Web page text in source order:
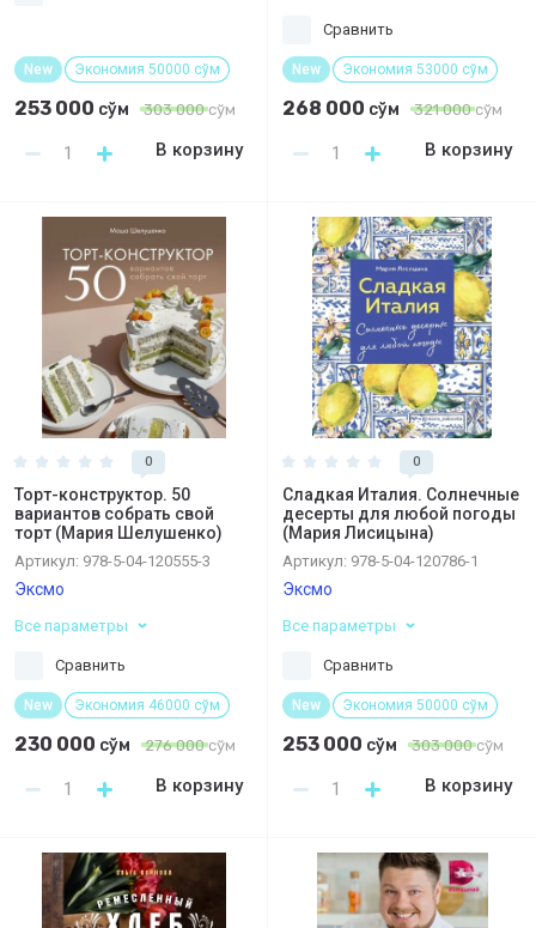
New Экономия 50000 сўм
253 000 сўм 303 000сўм
В корзину
Сравнить
New Экономия 53000 сўм
268 000 сўм 321 000сўм
В корзину
0
Торт-конструктор. 50
вариантов собрать свой
торт (Мария Шелушенко)
Артикул: 978-5-04-120555-3
Эксмо
Все параметры
Сравнить
New Экономия 46000 сўм
230 000 сўм 276 000сўм
В корзину
0
Сладкая Италия. Солнечные
десерты для любой погоды
(Мария Лисицына)
Артикул: 978-5-04-120786-1
Эксмо
Все параметры
Сравнить
New Экономия 50000 сўм
253 000 сўм 303 000сўм
В корзину